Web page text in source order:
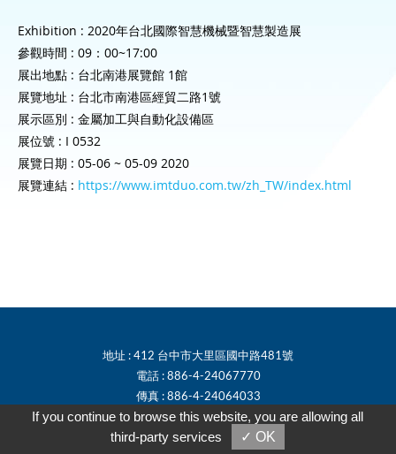
Exhibition : 2020年台北國際智慧機械暨智慧製造展
參觀時間 : 09：00~17:00
展出地點 : 台北南港展覽館 1館
展覽地址 : 台北市南港區經貿二路1號
展示區別 : 金屬加工與自動化設備區
展位號 : I 0532
展覽日期 : 05-06 ~ 05-09 2020
展覽連結 : https://www.imtduo.com.tw/zh_TW/index.html
地址 : 412 台中市大里區國中路481號
電話 : 886-4-24067770
傳真 : 886-4-24064033
電子郵件 : tsyrtzun@ms32.hinet.net
Skype : t97597011
If you continue to browse this website, you are allowing all
third-party services
✓ OK